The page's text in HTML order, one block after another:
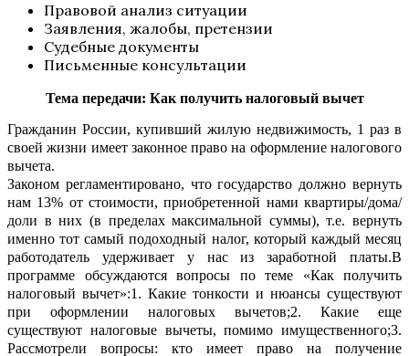
Правовой анализ ситуации
Заявления, жалобы, претензии
Судебные документы
Письменные консультации
Тема передачи: Как получить налоговый вычет
Гражданин России, купивший жилую недвижимость, 1 раз в
своей жизни имеет законное право на оформление налогового
вычета.
Законом регламентировано, что государство должно вернуть
нам 13% от стоимости, приобретенной нами квартиры/дома/
доли в них (в пределах максимальной суммы), т.е. вернуть
именно тот самый подоходный налог, который каждый месяц
работодатель удерживает у нас из заработной платы.В
программе обсуждаются вопросы по теме «Как получить
налоговый вычет»:1. Какие тонкости и нюансы существуют
при оформлении налоговых вычетов;2. Какие еще
существуют налоговые вычеты, помимо имущественного;3.
Рассмотрели вопросы: кто имеет право на получение